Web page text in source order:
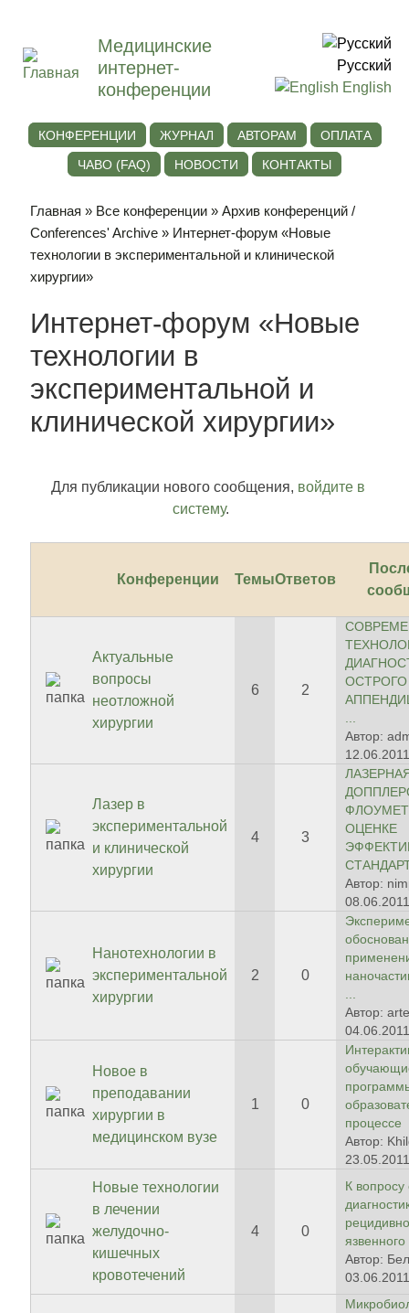
Медицинские
интернет-
конференции
Русский
English
КОНФЕРЕНЦИИ ЖУРНАЛ АВТОРАМ
ОПЛАТА
ЧАВО (FAQ)
НОВОСТИ КОНТАКТЫ
Главная » Все конференции »Архив конференций /
Conferences' Archive » Интернет-форум «Новые
технологии в экспериментальной и клинической
хирургии»
Интернет-форум «Новые
технологии в
экспериментальной и
клинической хирургии»
Для публикации нового сообщения, войдите в
систему.
Конференции ТемыОтветов
Актуальные
вопросы
неотложной
хирургии
6 2
ОСТРОГО
...
Автор:
Лазер в
экспериментальной
и клинической
хирургии
4 3
ОЦЕНКЕ
Автор:
Нанотехнологии в
экспериментальной
хирургии
2 0
...
Автор:
Новое в
преподавании
хирургии в
медицинском вузе
1 0
процессе
Автор:
Новые технологии
в лечении
желудочно-
кишечных
кровотечений
4 0
К
Автор: